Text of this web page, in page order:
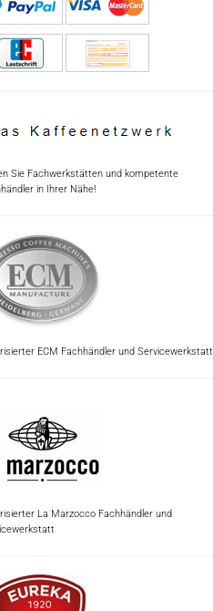
Sie Fachwerkstätten und kompetente
in Ihrer Nähe!
ECM Fachhändler und Servicewerkstatt
La Marzocco Fachhändler und